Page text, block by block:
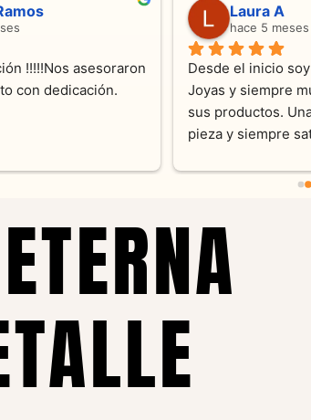
!!!!!Nos asesoraron
con dedicación.
Laura A
hace 5 meses
Desde el inicio
Joyas y siempre
sus productos.
pieza y siempre
recomendable